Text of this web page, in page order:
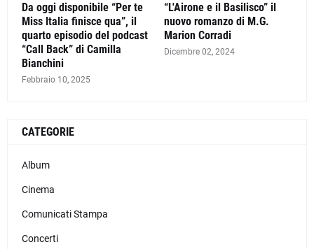
Da oggi disponibile “Per te
Miss Italia finisce qua”, il
quarto episodio del podcast
“Call Back” di Camilla
Bianchini
Febbraio 10, 2025
“L'Airone e il Basilisco” il
nuovo romanzo di M.G.
Marion Corradi
Dicembre 02, 2024
CATEGORIE
Album
Cinema
Comunicati Stampa
Concerti